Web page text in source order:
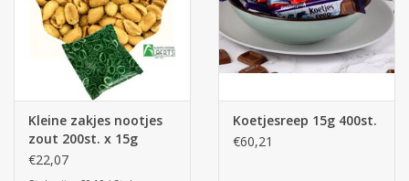
Kleine zakjes nootjes
zout 200st. x 15g
(piramide vorm zakjes)
€22,07
Koetjesreep 15g 400st.
€60,21